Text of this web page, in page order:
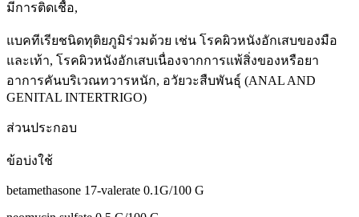
มีการติดเชื้อ,
แบคทีเรียชนิดทุติยภูมิร่วมด้วย เช่น โรคผิวหนังอักเสบของมือ
และเท้า, โรคผิวหนังอักเสบเนื่องจากการแพ้สิ่งของหรือยา
อาการคันบริเวณทวารหนัก, อวัยวะสืบพันธุ์ (ANAL AND
GENITAL INTERTRIGO)
ส่วนประกอบ
ข้อบ่งใช้
betamethasone 17-valerate 0.1G/100 G